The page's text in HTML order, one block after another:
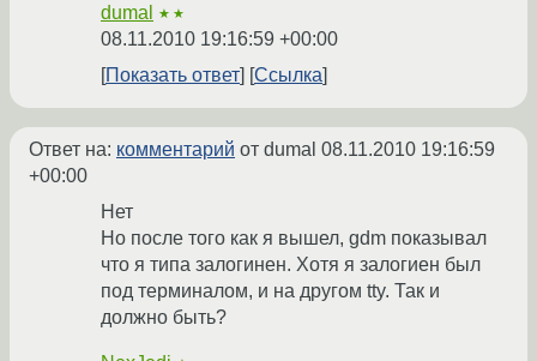
dumal ★★
08.11.2010 19:16:59 +00:00
Показать ответ
Ссылка
Ответ на: комментарий от dumal 08.11.2010 19:16:59
+00:00
Нет
Но после того как я вышел, gdm показывал
что я типа залогинен. Хотя я залогиен был
под терминалом, и на другом tty. Так и
должно быть?